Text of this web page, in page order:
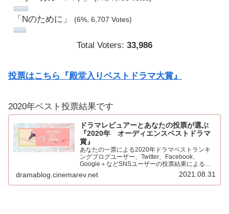
「Nのために」 (6%, 6,707 Votes)
Total Voters: 33,986
投票はこちら『殿堂入りベストドラマ大賞』
2020年ベスト投票結果です
ドラマレビュアーとあなたの投票が選ぶ
『2020年 オーディエンスベストドラマ
賞』
あなたの一票による2020年ドラマベストランキ
ングブログユーザー、Twitter、Facebook、
Google＋などSNSユーザーの投票結果による
2020年ベストドラマ。445票もの投票をいただき
心より感謝申し上げます！！集計の結果を発表…
dramablog.cinemarev.net 2021.08.31